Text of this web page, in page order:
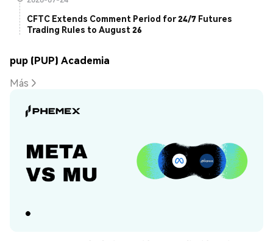
CFTC Extends Comment Period for 24/7 Futures
Trading Rules to August 26
pup (PUP) Academia
Más